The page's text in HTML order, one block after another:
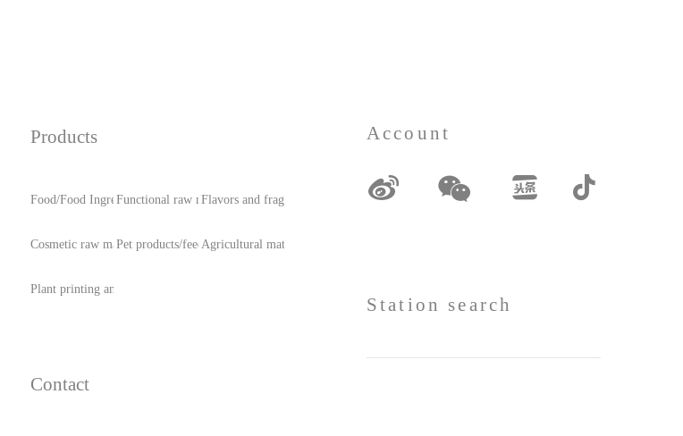
Products
Food/Food IngredientsFunctional raw materialsFlavors and fragrances
Cosmetic raw materialsPet products/feedAgricultural materials
Plant printing and dyeing
Account
Station search
Contact